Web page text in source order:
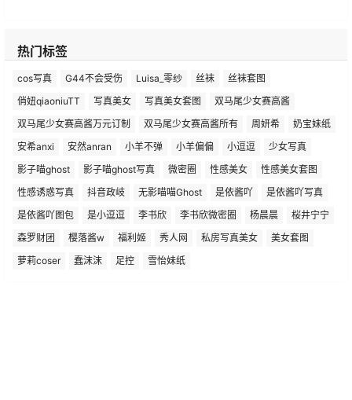
热门标签
cos写真 G44不会受伤 Luisa_零纱 丝袜
丝袜套图
俏妞qiaoniuTT
写真美女 写真美女套图
双马尾少女赛高酱
双马尾少女赛高酱万元订制
双马尾少女赛高酱所有 周妍希
奶宝妹纸
安希anxi
安然anran 小羊不弹 小羊偏偏 小逗逗
少女写真
影子喵ghost
影子喵ghost写真 微密圈 性感美女
性感美女套图
性感诱惑写真
抖音政岐 无影喵喵Ghost 是依酱吖
是依酱吖写真
是依酱吖图包
是小逗逗 李书欣 李书欣微密圈 杨晨晨
桜井宁宁
森罗财团
樱落酱w 福利姬 秀人网 私房写真美女
美女套图
萝莉coser
蠢沫沫 足控 雪怡妹纸